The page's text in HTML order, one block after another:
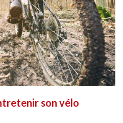
son vélo